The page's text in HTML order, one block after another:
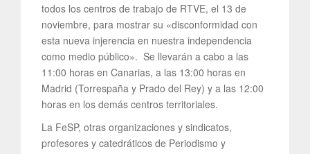
todos los centros de trabajo de RTVE, el 13 de
noviembre, para mostrar su «disconformidad con
esta nueva injerencia en nuestra independencia
como medio público». Se llevarán a cabo a las
11:00 horas en Canarias, a las 13:00 horas en
Madrid (Torrespaña y Prado del Rey) y a las 12:00
horas en los demás centros territoriales.
La FeSP, otras organizaciones y sindicatos,
profesores y catedráticos de Periodismo y